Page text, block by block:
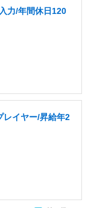
力/年間休日120
レイヤー/昇給年2